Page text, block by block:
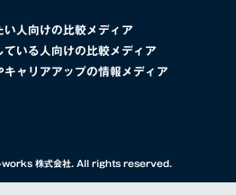
人向けの比較メディア
いる人向けの比較メディア
ャリアアップの情報メディア
株式会社. All rights reserved.